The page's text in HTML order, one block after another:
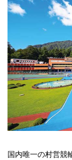
国内唯一の村営競